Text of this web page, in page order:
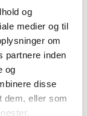
og
medier og til
om
partnere inden
og
disse
dem, eller som